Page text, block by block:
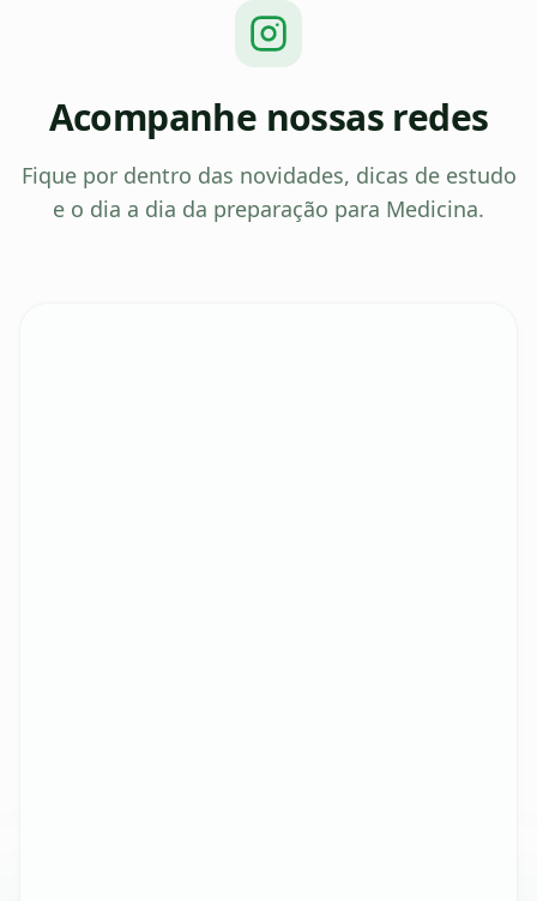
Acompanhe nossas redes
Fique por dentro das novidades, dicas de estudo
e o dia a dia da preparação para Medicina.